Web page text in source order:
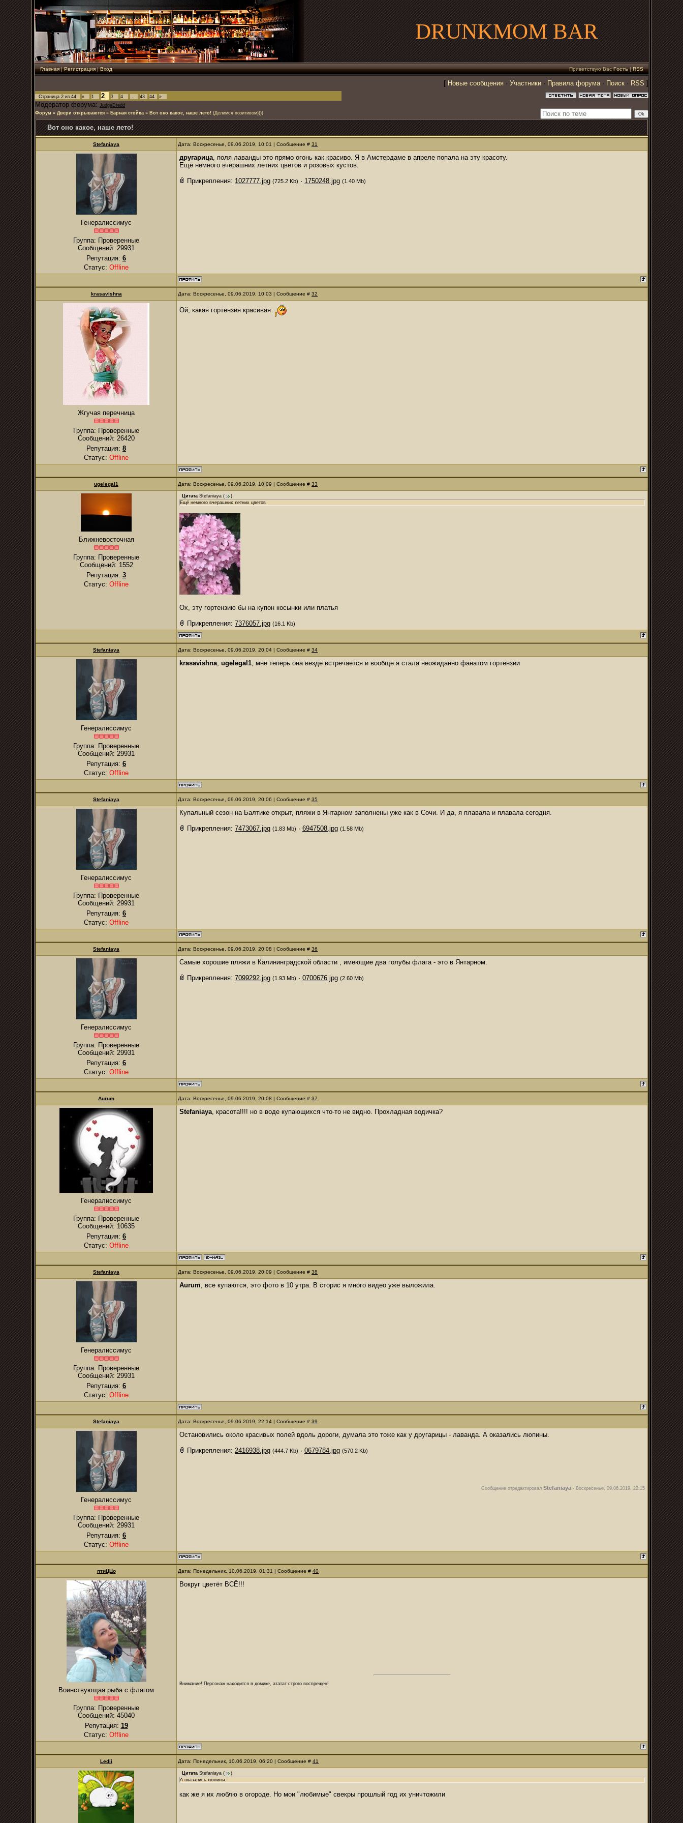
DRUNKMOM BAR
Главная|Регистрация|Вход Приветствую Вас Гость|RSS
[ Новые сообщения · Участники · Правила форума· Поиск · RSS ]
Страница 2 из 44 « 1 2 3 4 … 43 44 »
Модератор форума: JudgeDredd
Форум » Двери открываются » Барная стойка » Вот оно какое, наше лето! (Делимся позитивом))))
Вот оно какое, наше лето!
Stefaniaya Дата: Воскресенье, 09.06.2019, 10:01 | Сообщение # 31
Генералиссимус
Группа: Проверенные
Сообщений: 29931
Репутация: 6
Статус: Offline
другарица, поля лаванды это прямо огонь как красиво. Я в Амстердаме в апреле попала на эту красоту.
Ещё немного вчерашних летних цветов и розовых кустов.
Прикрепления: 1027777.jpg (725.2 Kb) · 1750248.jpg (1.40 Mb)
krasavishna Дата: Воскресенье, 09.06.2019, 10:03 | Сообщение # 32
Жгучая перечница
Группа: Проверенные
Сообщений: 26420
Репутация: 8
Статус: Offline
Ой, какая гортензия красивая
ugelegal1 Дата: Воскресенье, 09.06.2019, 10:09 | Сообщение # 33
Ближневосточная
Группа: Проверенные
Сообщений: 1552
Репутация: 3
Статус: Offline
Цитата Stefaniaya (
)
Ещё немного вчерашних летних цветов
Ох, эту гортензию бы на купон косынки или платья
Прикрепления: 7376057.jpg (16.1 Kb)
Stefaniaya Дата: Воскресенье, 09.06.2019, 20:04 | Сообщение # 34
Генералиссимус
Группа: Проверенные
Сообщений: 29931
Репутация: 6
Статус: Offline
krasavishna, ugelegal1, мне теперь она везде встречается и вообще я стала неожиданно фанатом гортензии
Stefaniaya Дата: Воскресенье, 09.06.2019, 20:06 | Сообщение # 35
Генералиссимус
Группа: Проверенные
Сообщений: 29931
Репутация: 6
Статус: Offline
Купальный сезон на Балтике открыт, пляжи в Янтарном заполнены уже как в Сочи. И да, я плавала и плавала сегодня.
Прикрепления: 7473067.jpg (1.83 Mb) · 6947508.jpg (1.58 Mb)
Stefaniaya Дата: Воскресенье, 09.06.2019, 20:08 | Сообщение # 36
Генералиссимус
Группа: Проверенные
Сообщений: 29931
Репутация: 6
Статус: Offline
Самые хорошие пляжи в Калининградской области , имеющие два голубы флага - это в Янтарном.
Прикрепления: 7099292.jpg (1.93 Mb) · 0700676.jpg (2.60 Mb)
Aurum Дата: Воскресенье, 09.06.2019, 20:08 | Сообщение # 37
Генералиссимус
Группа: Проверенные
Сообщений: 10635
Репутация: 6
Статус: Offline
Stefaniaya, красота!!!! но в воде купающихся что-то не видно. Прохладная водичка?
Stefaniaya Дата: Воскресенье, 09.06.2019, 20:09 | Сообщение # 38
Генералиссимус
Группа: Проверенные
Сообщений: 29931
Репутация: 6
Статус: Offline
Aurum, все купаются, это фото в 10 утра. В сторис я много видео уже выложила.
Stefaniaya Дата: Воскресенье, 09.06.2019, 22:14 | Сообщение # 39
Генералиссимус
Группа: Проверенные
Сообщений: 29931
Репутация: 6
Статус: Offline
Остановились около красивых полей вдоль дороги, думала это тоже как у другарицы - лаванда. А оказались люпины.
Прикрепления: 2416938.jpg (444.7 Kb) · 0679784.jpg (570.2 Kb)
Сообщение отредактировал Stefaniaya - Воскресенье, 09.06.2019, 22:15
птиЦЦо Дата: Понедельник, 10.06.2019, 01:31 | Сообщение # 40
Воинствующая рыба с флагом
Группа: Проверенные
Сообщений: 45040
Репутация: 19
Статус: Offline
Вокруг цветёт ВСЁ!!!
Внимание! Персонаж находится в домике, ататат строго воспрещён!
Ledii Дата: Понедельник, 10.06.2019, 06:20 | Сообщение # 41
Цитата Stefaniaya (
)
А оказались люпины.
как же я их люблю в огороде. Но мои "любимые" свекры прошлый год их уничтожили